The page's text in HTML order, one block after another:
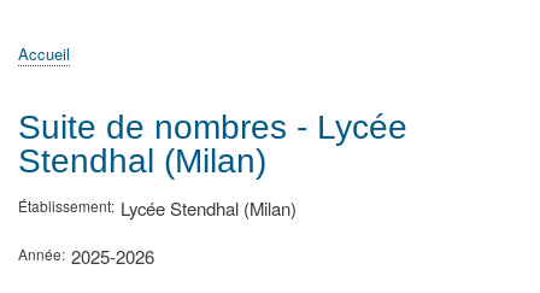
Accueil
ActualitésMATh.en.JEANS ?
Régions et Ateliers
Créer, gérer un atelier
Sujets/Publications
Congrès
d'Ariane
Accueil
Suite de nombres - Lycée
Stendhal (Milan)
Établissement Lycée Stendhal (Milan)
Année 2025-2026